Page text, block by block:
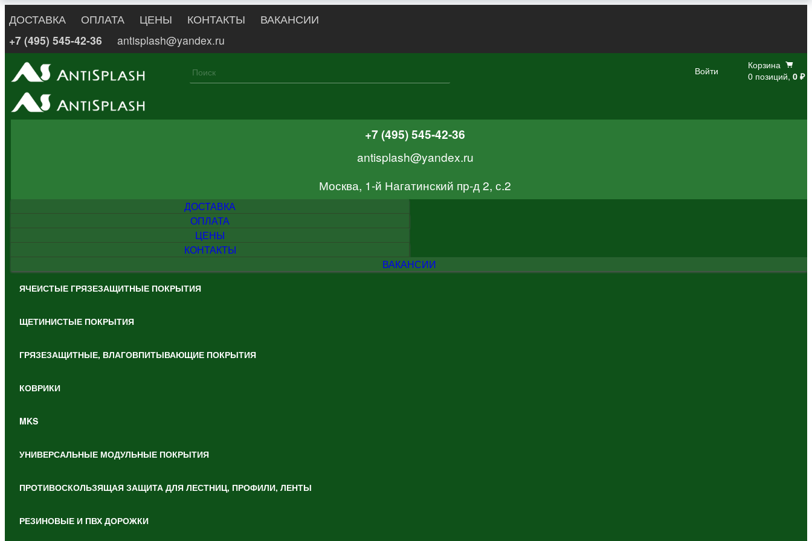
ДОСТАВКА ОПЛАТА ЦЕНЫ КОНТАКТЫ
ВАКАНСИИ
+7 (495) 545-42-36
antisplash@yandex.ru
Войти
Корзина
0 позиций, 0 ₽
+7 (495) 545-42-36
antisplash@yandex.ru
Москва, 1-й Нагатинский пр-д 2, с.2
ДОСТАВКА
ОПЛАТА
ЦЕНЫ
КОНТАКТЫ
ВАКАНСИИ
ЯЧЕИСТЫЕ ГРЯЗЕЗАЩИТНЫЕ ПОКРЫТИЯ
ЩЕТИНИСТЫЕ ПОКРЫТИЯ
ГРЯЗЕЗАЩИТНЫЕ, ВЛАГОВПИТЫВАЮЩИЕ ПОКРЫТИЯ
КОВРИКИ
MKS
УНИВЕРСАЛЬНЫЕ МОДУЛЬНЫЕ ПОКРЫТИЯ
ПРОТИВОСКОЛЬЗЯЩАЯ ЗАЩИТА ДЛЯ ЛЕСТНИЦ, ПРОФИЛИ, ЛЕНТЫ
РЕЗИНОВЫЕ И ПВХ ДОРОЖКИ